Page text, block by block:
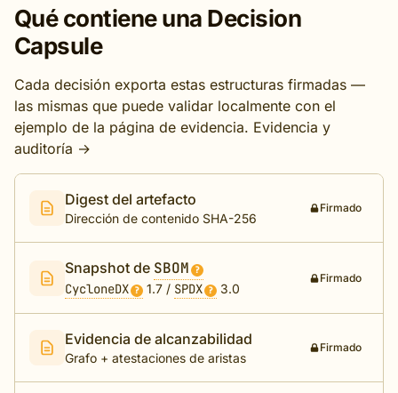
Qué contiene una Decision
Capsule
Cada decisión exporta estas estructuras firmadas —
las mismas que puede validar localmente con el
ejemplo de la página de evidencia. Evidencia y
auditoría →
Digest del artefacto
Dirección de contenido SHA-256
Firmado
Snapshot de SBOM ?
CycloneDX ? 1.7 / SPDX ? 3.0
Firmado
Evidencia de alcanzabilidad
Grafo + atestaciones de aristas
Firmado